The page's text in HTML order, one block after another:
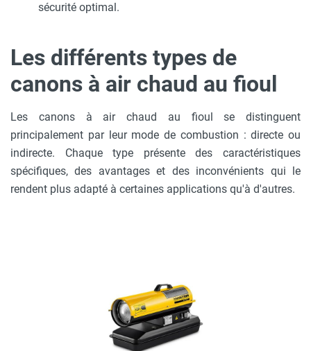
sécurité optimal.
Les différents types de
canons à air chaud au fioul
Les canons à air chaud au fioul se distinguent
principalement par leur mode de combustion : directe ou
indirecte. Chaque type présente des caractéristiques
spécifiques, des avantages et des inconvénients qui le
rendent plus adapté à certaines applications qu'à d'autres.